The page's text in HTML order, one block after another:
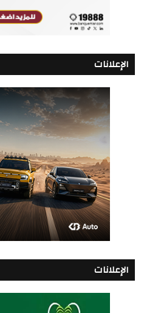
الإعلانات
الإعلانات